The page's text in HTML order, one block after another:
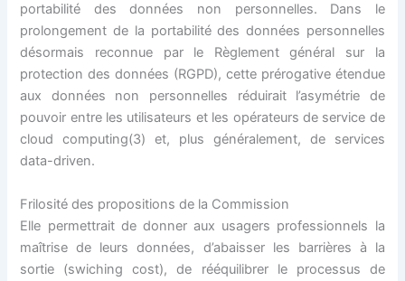
portabilité des données non personnelles. Dans le
prolongement de la portabilité des données personnelles
désormais reconnue par le Règlement général sur la
protection des données (RGPD), cette prérogative étendue
aux données non personnelles réduirait l’asymétrie de
pouvoir entre les utilisateurs et les opérateurs de service de
cloud computing(3) et, plus généralement, de services
data-driven.
Frilosité des propositions de la Commission
Elle permettrait de donner aux usagers professionnels la
maîtrise de leurs données, d’abaisser les barrières à la
sortie (swiching cost), de rééquilibrer le processus de